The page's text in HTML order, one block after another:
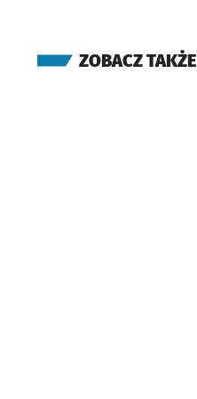
ZOBACZ TAKŻE